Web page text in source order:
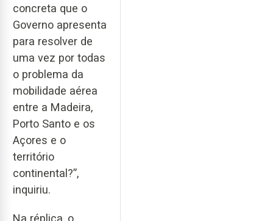
concreta que o
Governo apresenta
para resolver de
uma vez por todas
o problema da
mobilidade aérea
entre a Madeira,
Porto Santo e os
Açores e o
território
continental?”,
inquiriu.
Na réplica, o